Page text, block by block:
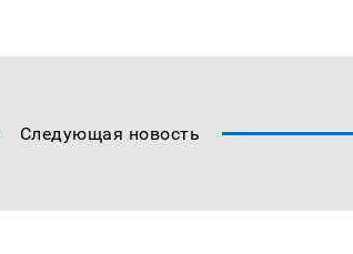
Следующая новость